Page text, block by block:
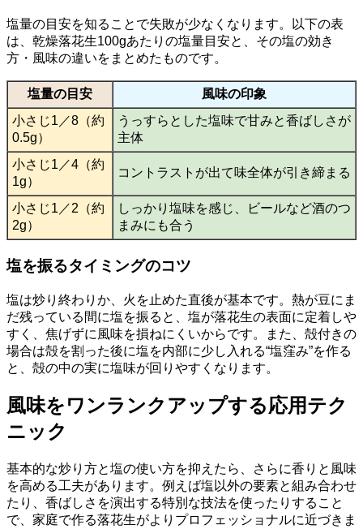
塩量の目安を知ることで失敗が少なくなります。以下の表
は、乾燥落花生100gあたりの塩量目安と、その塩の効き
方・風味の違いをまとめたものです。
塩量の目安
風味の印象
小さじ1／8（約
0.5g）
うっすらとした塩味で甘みと香ばしさが
主体
小さじ1／4（約
1g）
コントラストが出て味全体が引き締まる
小さじ1／2（約
2g）
しっかり塩味を感じ、ビールなど酒のつ
まみにも合う
塩を振るタイミングのコツ
塩は炒り終わりか、火を止めた直後が基本です。熱が豆にま
だ残っている間に塩を振ると、塩が落花生の表面に定着しや
すく、焦げずに風味を損ねにくいからです。また、殻付きの
場合は殻を割った後に塩を内部に少し入れる“塩窪み”を作る
と、殻の中の実に塩味が回りやすくなります。
風味をワンランクアップする応用テク
ニック
基本的な炒り方と塩の使い方を抑えたら、さらに香りと風味
を高める工夫があります。例えば塩以外の要素と組み合わせ
たり、香ばしさを演出する特別な技法を使ったりすること
で、家庭で作る落花生がよりプロフェッショナルに近づきま